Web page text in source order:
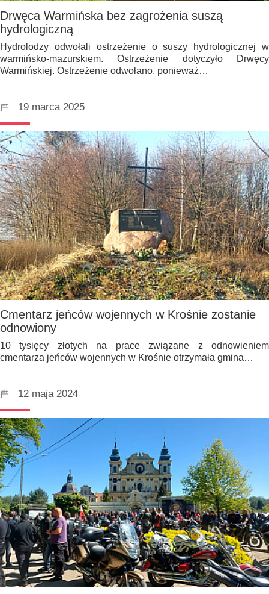
Drwęca Warmińska bez zagrożenia suszą
hydrologiczną
Hydrolodzy odwołali ostrzeżenie o suszy hydrologicznej w
warmińsko-mazurskiem. Ostrzeżenie dotyczyło Drwęcy
Warmińskiej. Ostrzeżenie odwołano, ponieważ…
19 marca 2025
Cmentarz jeńców wojennych w Krośnie zostanie
odnowiony
10 tysięcy złotych na prace związane z odnowieniem
cmentarza jeńców wojennych w Krośnie otrzymała gmina…
12 maja 2024